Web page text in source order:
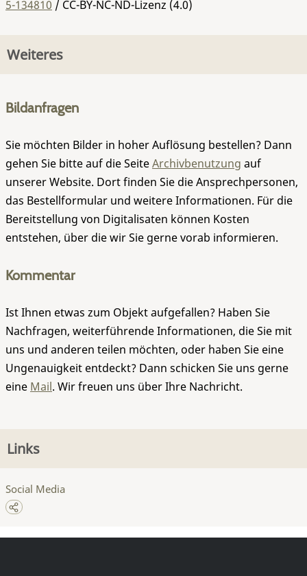
5-134810 / CC-BY-NC-ND-Lizenz (4.0)
Weiteres
Bildanfragen
Sie möchten Bilder in hoher Auflösung bestellen? Dann
gehen Sie bitte auf die SeiteArchivbenutzung auf
unserer Website. Dort finden Sie die Ansprechpersonen,
das Bestellformular und weitere Informationen. Für die
Bereitstellung von Digitalisaten können Kosten
entstehen, über die wir Sie gerne vorab informieren.
Kommentar
Ist Ihnen etwas zum Objekt aufgefallen? Haben Sie
Nachfragen, weiterführende Informationen, die Sie mit
uns und anderen teilen möchten, oder haben Sie eine
Ungenauigkeit entdeckt? Dann schicken Sie uns gerne
eine Mail. Wir freuen uns über Ihre Nachricht.
Links
Social Media